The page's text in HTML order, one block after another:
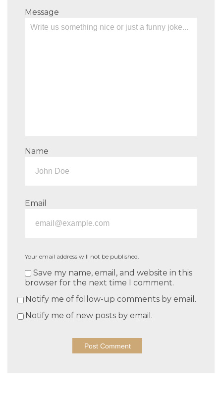
Message
Name
Email
Your email address will not be published.
Save my name, email, and website in this
browser for the next time I comment.
Notify me of follow-up comments by email.
Notify me of new posts by email.